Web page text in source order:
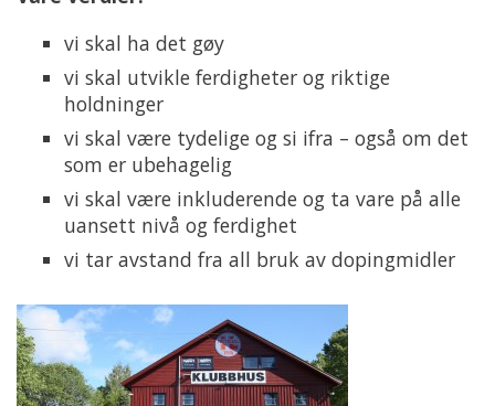
vi skal ha det gøy
vi skal utvikle ferdigheter og riktige
holdninger
vi skal være tydelige og si ifra – også om det
som er ubehagelig
vi skal være inkluderende og ta vare på alle
uansett nivå og ferdighet
vi tar avstand fra all bruk av dopingmidler